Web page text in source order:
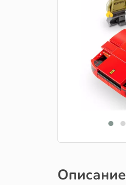
Описание